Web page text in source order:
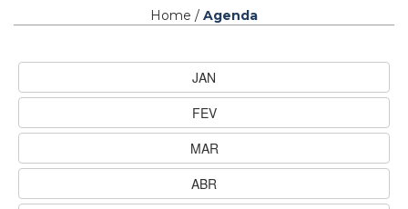
Home / Agenda
JAN
FEV
MAR
ABR